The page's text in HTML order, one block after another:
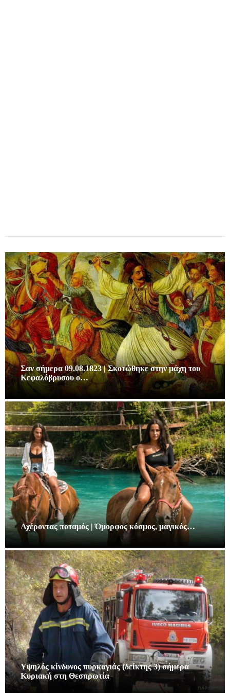
Σαν σήμερα 09.08.1823 | Σκοτώθηκε στην μάχη του
Κεφαλόβρυσου ο…
Αχέροντας ποταμός | Όμορφος κόσμος, μαγικός…
Υψηλός κίνδυνος πυρκαγιάς (δείκτης 3) σήμερα
Κυριακή στη Θεσπρωτία